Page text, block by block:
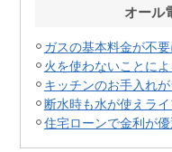
オール
ガスの基本料金が不
火を使わないことに
キッチンのお手入れ
断水時も水が使えラ
住宅ローンで金利が